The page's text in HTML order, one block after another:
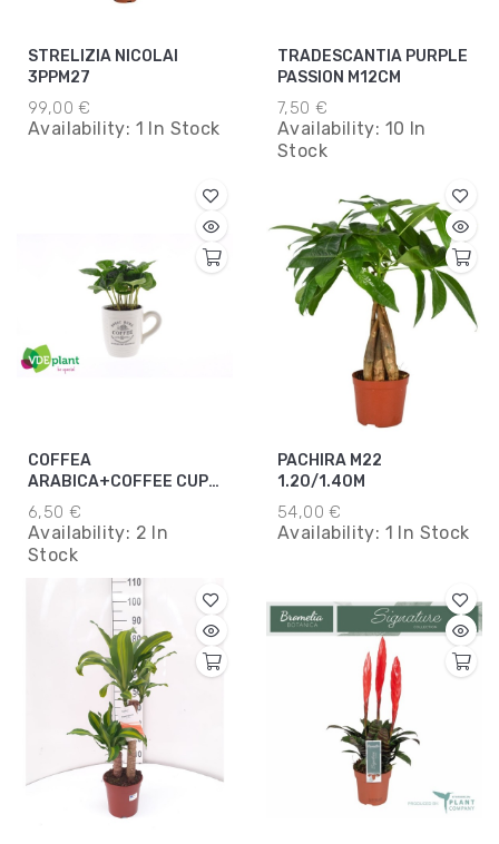
STRELIZIA NICOLAI
3PPM27
99,00 €
Availability: 1 In Stock
TRADESCANTIA PURPLE
PASSION M12CM
7,50 €
Availability: 10 In
Stock
COFFEA
ARABICA+COFFEE CUP
M9
6,50 €
Availability: 2 In
Stock
PACHIRA M22
1.20/1.40M
54,00 €
Availability: 1 In Stock